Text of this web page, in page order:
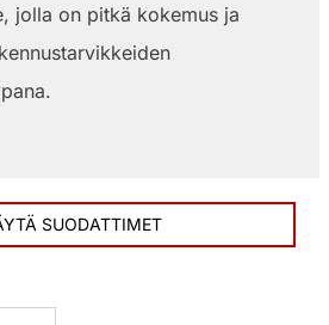
jolla on pitkä kokemus ja
SUODATTIMET